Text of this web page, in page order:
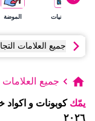
الإلكترونيات الموضة
جميع العلامات
جميع العلامات
يمّك كوبونات و
٢٠٢٦